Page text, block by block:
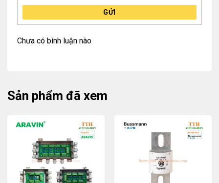
GỬI
Chưa có bình luận nào
Sản phẩm đã xem